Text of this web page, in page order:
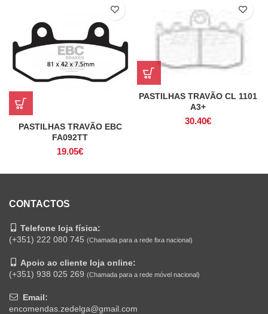
PASTILHAS TRAVÃO EBC
FA092TT
19.05€
PASTILHAS TRAVÃO CL 1101
A3+
30.40€
CONTACTOS
Telefone loja física:
(+351) 222 080 745 (Chamada para a rede fixa nacional)
Apoio ao cliente loja online:
(+351) 938 025 269 (Chamada para a rede móvel nacional)
Email:
encomendas.zedelga@gmail.com